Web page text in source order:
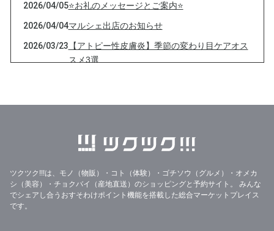
2026/04/05⭐️お礼のメッセージとご案内⭐️
2026/04/04マルシェ出店のお知らせ
2026/03/23 【アトピー性皮膚炎】季節の変わり目ケアオス
スメ3選
【新年のご挨拶】
ツクツク!!!は、モノ（物販）・コト（体験）・ゴチソウ（グルメ）・オメカ
シ（美容）・チョクバイ（産地直送）のショッピングと予約サイト。
みんな
でシェアし合うおすそわけポイント機能を搭載した総合マーケットプレイス
です。